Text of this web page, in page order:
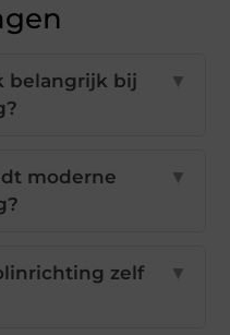
belangrijk bij
▼
moderne
▼
zelf
▼